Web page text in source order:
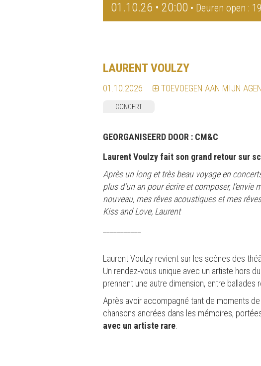
01.10.26 • 20:00 • Deuren open :
LAURENT VOULZY
01.10.2026 TOEVOEGEN AAN MIJN
CONCERT
GEORGANISEERD DOOR : CM&C
Laurent Voulzy fait son grand retour sur
Après un long et très beau voyage en
plus d’un an pour écrire et composer, l’envie
nouveau, mes rêves acoustiques et mes
Kiss and Love, Laurent
Laurent Voulzy revient sur les scènes des
Un rendez-vous unique avec un artiste hors
prennent une autre dimension, entre ballades
Après avoir accompagné tant de moments
chansons ancrées dans les mémoires,
avec un artiste rare